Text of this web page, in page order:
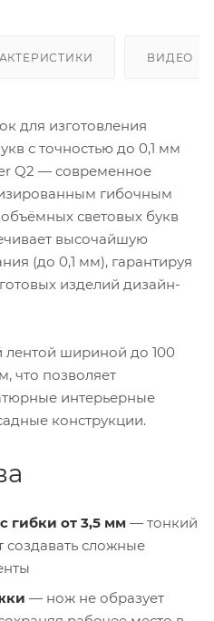
ВИДЕО
для изготовления
с точностью до 0,1 мм
Q2 — современное
гибочным
световых букв
высочайшую
(до 0,1 мм), гарантируя
изделий дизайн-
лентой шириной до 100
что позволяет
интерьерные
конструкции.
гибки от 3,5 мм — тонкий
создавать сложные
— нож не образует